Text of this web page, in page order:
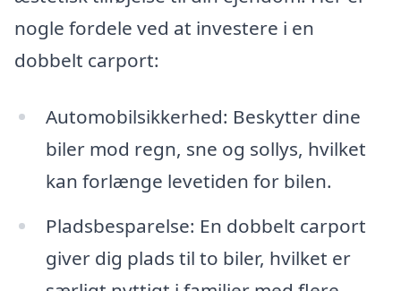
nogle fordele ved at investere i en
dobbelt carport:
Automobilsikkerhed: Beskytter dine
biler mod regn, sne og sollys, hvilket
kan forlænge levetiden for bilen.
Pladsbesparelse: En dobbelt carport
giver dig plads til to biler, hvilket er